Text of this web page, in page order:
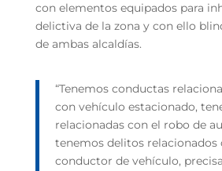
con elementos equipados para
delictiva de la zona y con ello
de ambas alcaldías.
“Tenemos conductas
con vehículo estacionado,
relacionadas con el robo de
tenemos delitos relacionados
conductor de vehículo,